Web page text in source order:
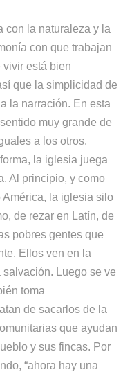
con la naturaleza y la
con que trabajan
vivir está bien
que la simplicidad de
la narración. En esta
muy grande de
a los otros.
la iglesia juega
Al principio, y como
la iglesia silo
de rezar en Latín, de
pobres gentes que
Ellos ven en la
Luego se ve
toma
de sacarlos de la
que ayudan
y sus fincas. Por
“ahora hay una